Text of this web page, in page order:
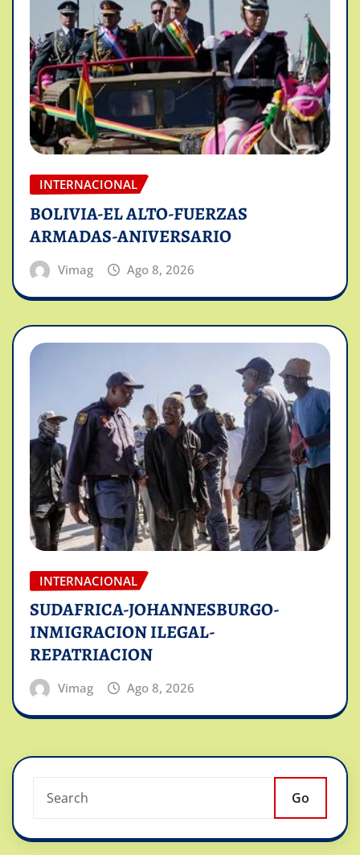
INTERNACIONAL
BOLIVIA-EL ALTO-FUERZAS
ARMADAS-ANIVERSARIO
Vimag Ago 8, 2026
INTERNACIONAL
SUDAFRICA-JOHANNESBURGO-
INMIGRACION ILEGAL-
REPATRIACION
Vimag Ago 8, 2026
Go